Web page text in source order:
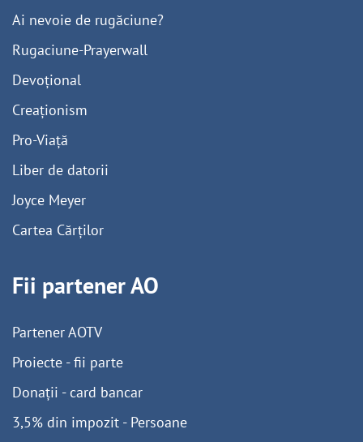
Ai nevoie de rugăciune?
Rugaciune-Prayerwall
Devoțional
Creaționism
Pro-Viață
Liber de datorii
Joyce Meyer
Cartea Cărților
Fii partener AO
Partener AOTV
Proiecte - fii parte
Donații - card bancar
3,5% din impozit - Persoane